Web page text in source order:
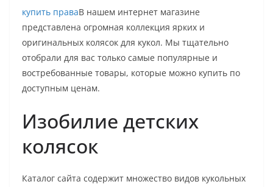
купить праваВ нашем интернет магазине
представлена огромная коллекция ярких и
оригинальных колясок для кукол. Мы тщательно
отобрали для вас только самые популярные и
востребованные товары, которые можно купить по
доступным ценам.
Изобилие детских
колясок
Каталог сайта содержит множество видов кукольных